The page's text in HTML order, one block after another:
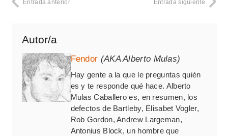
Entrada anterior Entrada siguiente
Autor/a
Fendor (AKA Alberto Mulas)
Hay gente a la que le preguntas quién
es y te responde qué hace. Alberto
Mulas Caballero es, en resumen, los
defectos de Bartleby, Elisabet Vogler,
Rob Gordon, Andrew Largeman,
Antonius Block, un hombre que